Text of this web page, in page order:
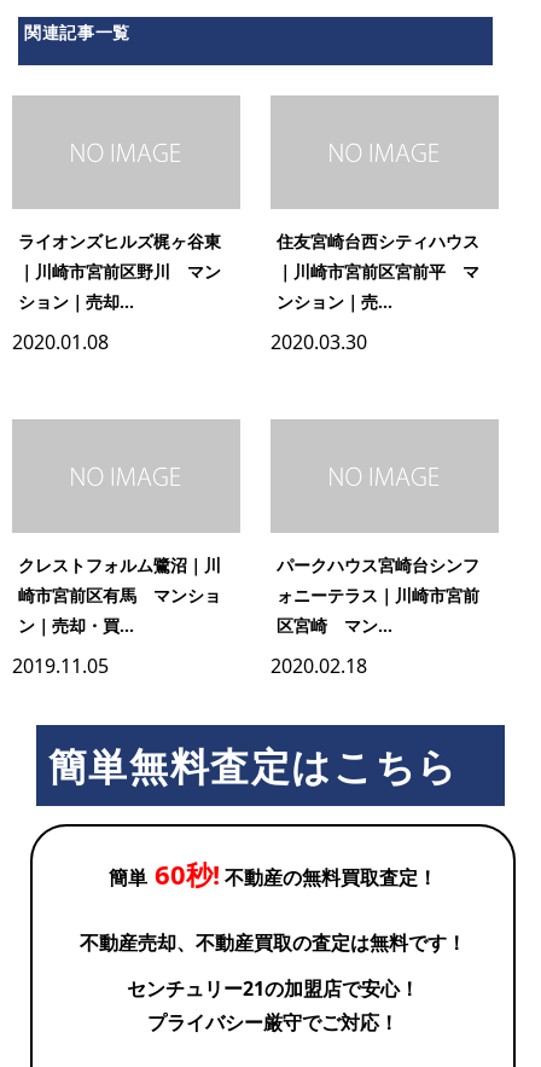
関連記事一覧
ライオンズヒルズ梶ヶ谷東
｜川崎市宮前区野川 マン
ション｜売却...
2020.01.08
住友宮崎台西シティハウス
｜川崎市宮前区宮前平 マ
ンション｜売...
2020.03.30
クレストフォルム鷺沼｜川
崎市宮前区有馬 マンショ
ン｜売却・買...
2019.11.05
パークハウス宮崎台シンフ
ォニーテラス｜川崎市宮前
区宮崎 マン...
2020.02.18
簡単無料査定はこちら
簡単 60秒! 不動産の無料買取査定！
不動産売却、不動産買取の査定は無料です！
センチュリー21の加盟店で安心！
プライバシー厳守でご対応！